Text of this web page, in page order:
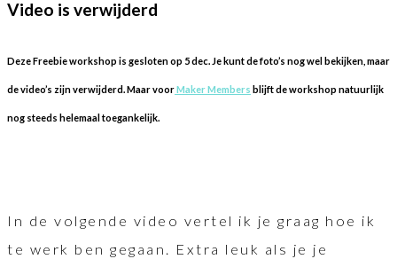
Video is verwijderd
Deze Freebie workshop is gesloten op 5 dec. Je kunt de foto’s nog wel bekijken, maar
de video’s zijn verwijderd. Maar voorMaker Members blijft de workshop natuurlijk
nog steeds helemaal toegankelijk.
In de volgende video vertel ik je graag hoe ik
te werk ben gegaan. Extra leuk als je je